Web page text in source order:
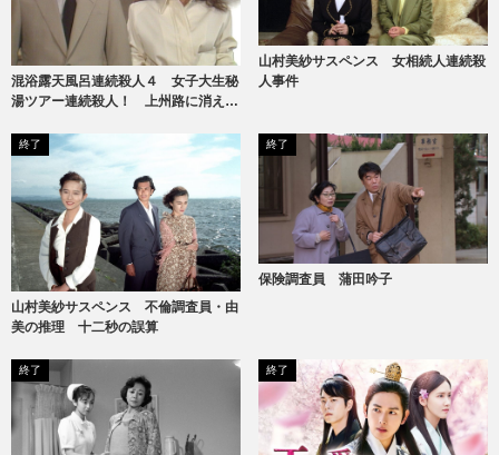
混浴露天風呂連続殺人４ 女子大生秘
湯ツアー連続殺人！ 上州路に消えた
山村美紗サスペンス 女相続人連続殺
人事件
終了
山村美紗サスペンス 不倫調査員・由
美の推理 十二秒の誤算
終了
保険調査員 蒲田吟子
終了 終了